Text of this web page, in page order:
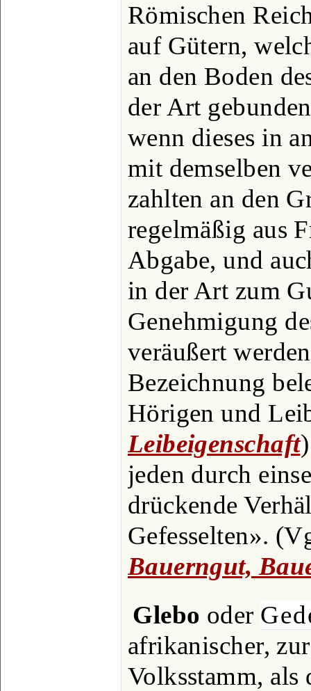
Römischen
auf Gütern,
an den Boden
der Art
wenn dieses in
mit demselben
zahlten an den
regelmäßig aus
Abgabe, und
in der Art zum
Genehmigung
veräußert
Bezeichnung
Hörigen und
Leibeigenschaft
jeden durch
drückende
Gefesselten».
Bauerngut,
Glebo oder
afrikanischer,
Volksstamm, als